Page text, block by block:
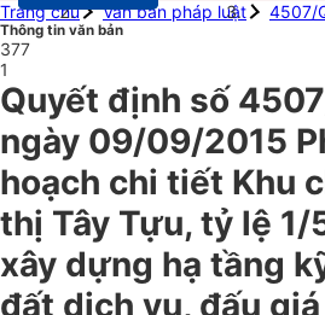
Trang chủ
Văn bản pháp luật 4507/
Thông tin văn bản
377
1
Quyết định số
ngày 09/09/2015
hoạch chi tiết Khu
thị Tây Tựu, tỷ lệ
xây dựng hạ tầng
đất dịch vụ, đấu